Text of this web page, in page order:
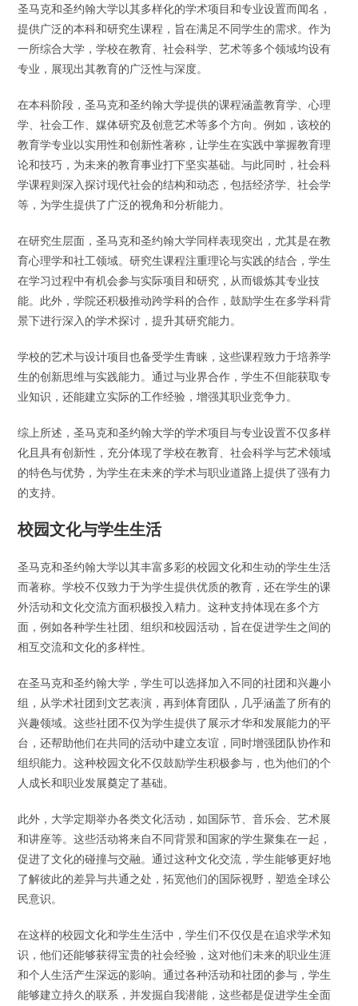
圣马克和圣约翰大学以其多样化的学术项目和专业设置而闻名，
提供广泛的本科和研究生课程，旨在满足不同学生的需求。作为
一所综合大学，学校在教育、社会科学、艺术等多个领域均设有
专业，展现出其教育的广泛性与深度。
在本科阶段，圣马克和圣约翰大学提供的课程涵盖教育学、心理
学、社会工作、媒体研究及创意艺术等多个方向。例如，该校的
教育学专业以实用性和创新性著称，让学生在实践中掌握教育理
论和技巧，为未来的教育事业打下坚实基础。与此同时，社会科
学课程则深入探讨现代社会的结构和动态，包括经济学、社会学
等，为学生提供了广泛的视角和分析能力。
在研究生层面，圣马克和圣约翰大学同样表现突出，尤其是在教
育心理学和社工领域。研究生课程注重理论与实践的结合，学生
在学习过程中有机会参与实际项目和研究，从而锻炼其专业技
能。此外，学院还积极推动跨学科的合作，鼓励学生在多学科背
景下进行深入的学术探讨，提升其研究能力。
学校的艺术与设计项目也备受学生青睐，这些课程致力于培养学
生的创新思维与实践能力。通过与业界合作，学生不但能获取专
业知识，还能建立实际的工作经验，增强其职业竞争力。
综上所述，圣马克和圣约翰大学的学术项目与专业设置不仅多样
化且具有创新性，充分体现了学校在教育、社会科学与艺术领域
的特色与优势，为学生在未来的学术与职业道路上提供了强有力
的支持。
校园文化与学生生活
圣马克和圣约翰大学以其丰富多彩的校园文化和生动的学生生活
而著称。学校不仅致力于为学生提供优质的教育，还在学生的课
外活动和文化交流方面积极投入精力。这种支持体现在多个方
面，例如各种学生社团、组织和校园活动，旨在促进学生之间的
相互交流和文化的多样性。
在圣马克和圣约翰大学，学生可以选择加入不同的社团和兴趣小
组，从学术社团到文艺表演，再到体育团队，几乎涵盖了所有的
兴趣领域。这些社团不仅为学生提供了展示才华和发展能力的平
台，还帮助他们在共同的活动中建立友谊，同时增强团队协作和
组织能力。这种校园文化不仅鼓励学生积极参与，也为他们的个
人成长和职业发展奠定了基础。
此外，大学定期举办各类文化活动，如国际节、音乐会、艺术展
和讲座等。这些活动将来自不同背景和国家的学生聚集在一起，
促进了文化的碰撞与交融。通过这种文化交流，学生能够更好地
了解彼此的差异与共通之处，拓宽他们的国际视野，塑造全球公
民意识。
在这样的校园文化和学生生活中，学生们不仅仅是在追求学术知
识，他们还能够获得宝贵的社会经验，这对他们未来的职业生涯
和个人生活产生深远的影响。通过各种活动和社团的参与，学生
能够建立持久的联系，并发掘自我潜能，这些都是促进学生全面